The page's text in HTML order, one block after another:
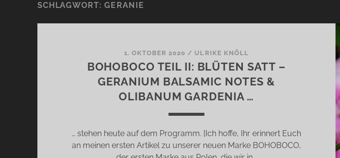
SCHLAGWORT:GERANIE
1. OKTOBER 2020 / ULRIKE KNÖLL
BOHOBOCO TEIL II: BLÜTEN SATT –
GERANIUM BALSAMIC NOTES &
OLIBANUM GARDENIA …
… stehen heute auf dem Programm. [Ich hoffe, Ihr erinnert Euch
an meinen ersten Artikel zu unserer neuen Marke BOHOBOCO,